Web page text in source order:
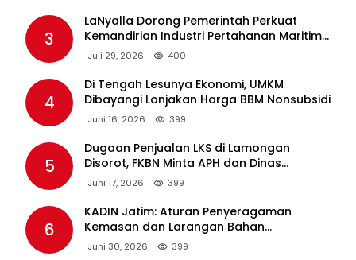
3
LaNyalla Dorong Pemerintah Perkuat
Kemandirian Industri Pertahanan Maritim
Lewat PT PAL
Juli 29, 2026 400
4
Di Tengah Lesunya Ekonomi, UMKM
Dibayangi Lonjakan Harga BBM Nonsubsidi
Juni 16, 2026 399
5
Dugaan Penjualan LKS di Lamongan
Disorot, FKBN Minta APH dan Dinas
Pendidikan Bertindak Tegas.
Juni 17, 2026 399
6
KADIN Jatim: Aturan Penyeragaman
Kemasan dan Larangan Bahan
Tambahan Berpotensi Ganggu Industri
Juni 30, 2026 399